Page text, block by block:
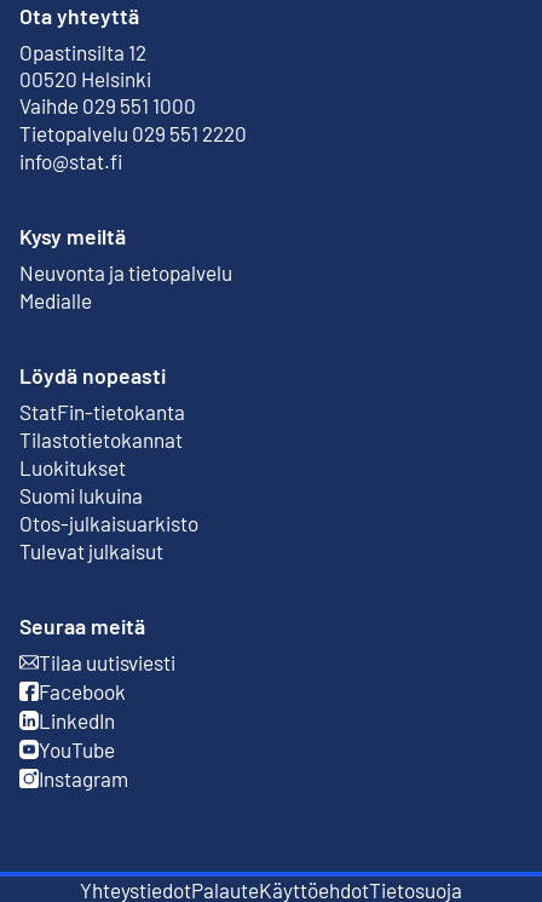
Ota yhteyttä
Opastinsilta 12
00520 Helsinki
Ulkoinen linkki
Vaihde 029 551 1000
Tietopalvelu 029 551 2220
info@stat.fi
Kysy meiltä
Neuvonta ja tietopalvelu
Medialle
Löydä nopeasti
StatFin-tietokanta
Ulkoinen linkki
Tilastotietokannat
Luokitukset
Suomi lukuina
Otos-julkaisuarkisto
Ulkoinen linkki
Tulevat julkaisut
Seuraa meitä
Tilaa uutisviesti
Ulkoinen linkki
Facebook
Ulkoinen linkki
LinkedIn
Ulkoinen linkki
YouTube
Ulkoinen linkki
Instagram
Ulkoinen linkki
YhteystiedotPalauteKäyttöehdotTietosuoja